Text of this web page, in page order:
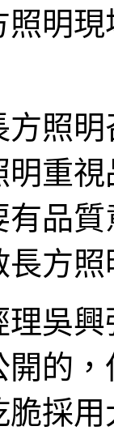
明
照
重
品
方
吳
的
採